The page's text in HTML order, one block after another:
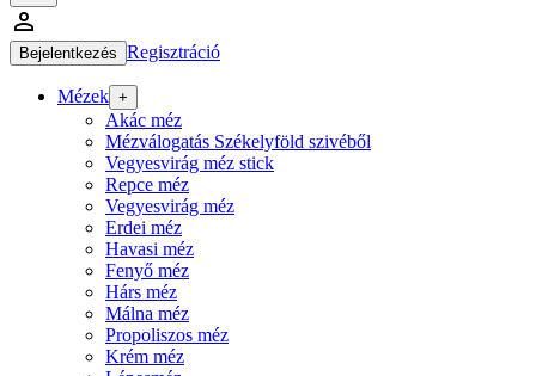
person_outline
Bejelentkezés Regisztráció
Mézek +
Akác méz
Mézválogatás Székelyföld szivéből
Vegyesvirág méz stick
Repce méz
Vegyesvirág méz
Erdei méz
Havasi méz
Fenyő méz
Hárs méz
Málna méz
Propoliszos méz
Krém méz